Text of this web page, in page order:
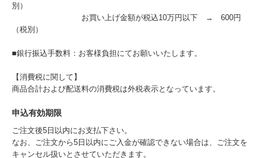
別）
お買い上げ金額が税込10万円以下 → 600円
（税別）
■銀行振込手数料：お客様負担にてお願いいたします。
【消費税に関して】
商品合計および配送料の消費税は外税表示となっています。
申込有効期限
ご注文後5日以内にお支払下さい。
なお、ご注文から5日以内にご入金が確認できない場合は、ご注文を
キャンセル扱いとさせていただきます。